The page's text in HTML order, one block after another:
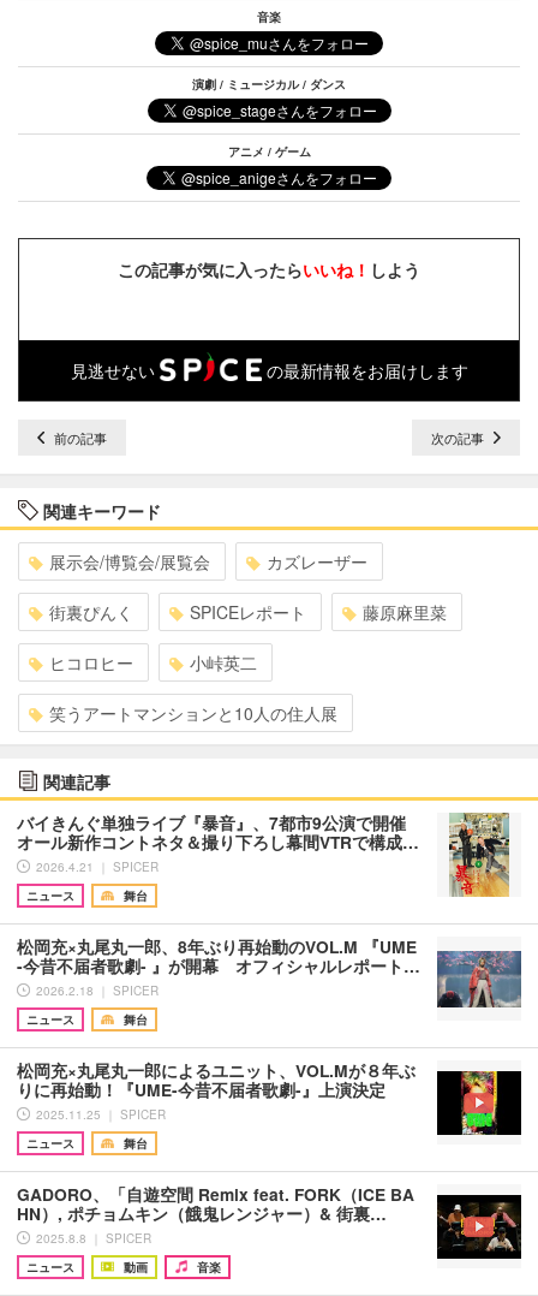
音楽
演劇 / ミュージカル / ダンス
アニメ / ゲーム
この記事が気に入ったらいいね！ しよう
見逃せない の最新情報をお届けします
前の記事 次の記事
関連キーワード
展示会/博覧会/展覧会 カズレーザー
街裏ぴんく SPICEレポート 藤原麻里菜
ヒコロヒー 小峠英二
笑うアートマンションと10人の住人展
関連記事
バイきんぐ単独ライブ『暴音』、7都市9公演で開催
オール新作コントネタ＆撮り下ろし幕間VTRで構成…
2026.4.21 ｜ SPICER
ニュース
舞台
松岡充×丸尾丸一郎、8年ぶり再始動のVOL.M 『UME
-今昔不届者歌劇- 』が開幕 オフィシャルレポート…
2026.2.18 ｜ SPICER
ニュース
舞台
松岡充×丸尾丸一郎によるユニット、VOL.Mが８年ぶ
りに再始動！『UME-今昔不届者歌劇-』上演決定
2025.11.25 ｜ SPICER
ニュース
舞台
GADORO、「自遊空間 Remix feat. FORK（ICE BA
HN）, ポチョムキン（餓鬼レンジャー）& 街裏…
2025.8.8 ｜ SPICER
ニュース
動画 音楽